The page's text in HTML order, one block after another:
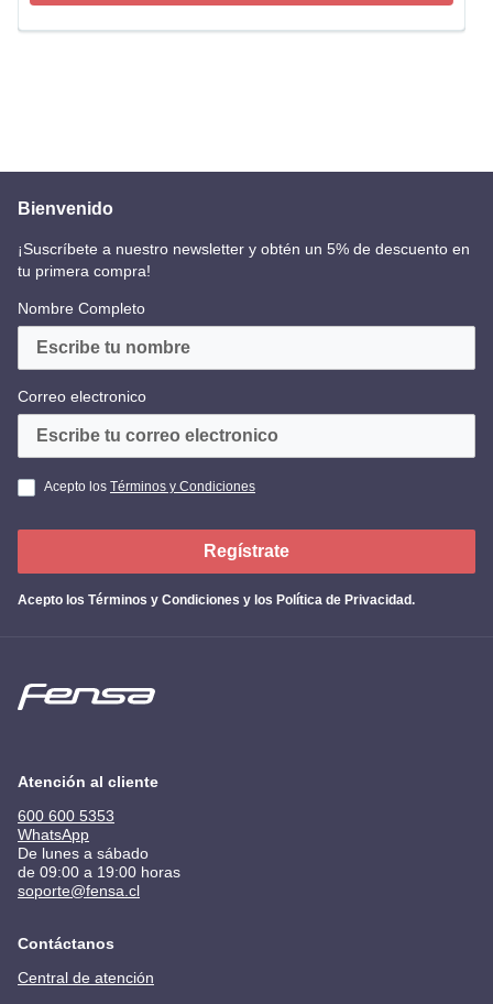
Bienvenido
¡Suscríbete a nuestro newsletter y obtén un 5% de descuento en
tu primera compra!
Nombre Completo
Correo electronico
Acepto los Términos y Condiciones
Acepto los Términos y Condiciones y los Política de Privacidad.
Regístrate
Atención al cliente
600 600 5353
WhatsApp
De lunes a sábado
de 09:00 a 19:00 horas
soporte@fensa.cl
Contáctanos
Central de atención